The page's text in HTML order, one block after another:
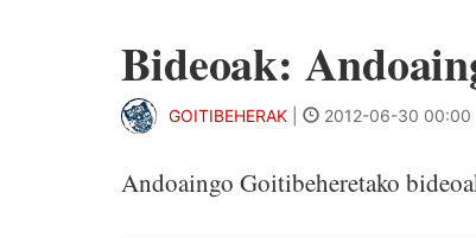
Bideoak:
GOITIBEHERAK 2012-06-30 00:00
Andoaingo Goitibeheretako